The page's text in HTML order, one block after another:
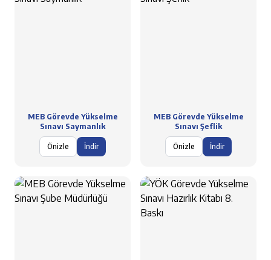
MEB Görevde Yükselme
Sınavı Saymanlık
Önizle İndir
MEB Görevde Yükselme
Sınavı Şeflik
Önizle İndir